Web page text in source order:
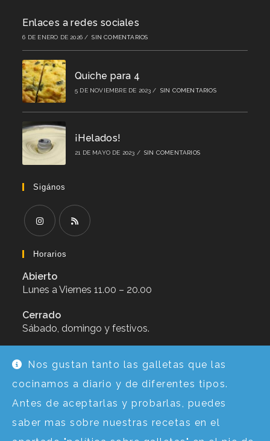
Nos gustan tanto las galletas que las
cocinamos a diario y de diferentes tipos.
Antes de aceptarlas y probarlas, puedes
saber mas sobre nuestras recetas en el
Enlaces a redes sociales
6 DE ENERO DE 2026 / SIN COMENTARIOS
Quiche para 4
5 DE NOVIEMBRE DE 2023 / SIN COMENTARIOS
¡Helados!
21 DE MAYO DE 2023 / SIN COMENTARIOS
Sigános
abre
una
nueva
abre
nueva
Horarios
Abierto
Lunes a Viernes 11.00 – 20.00
Cerrado
Sábado, domingo y festivos.
Términos & condiciones de uso Se
abre
en
abre
Se